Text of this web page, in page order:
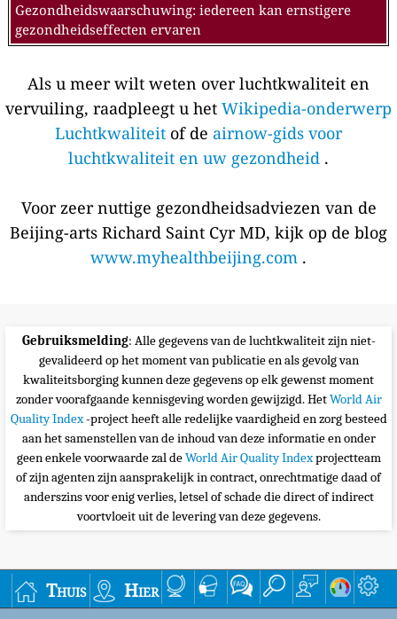
Gezondheidswaarschuwing: iedereen kan ernstigere
gezondheidseffecten ervaren
Als u meer wilt weten over luchtkwaliteit en
vervuiling, raadpleegt u het Wikipedia-onderwerp
Luchtkwaliteit of de airnow-gids voor
luchtkwaliteit en uw gezondheid .
Voor zeer nuttige gezondheidsadviezen van de
Beijing-arts Richard Saint Cyr MD, kijk op de blog
www.myhealthbeijing.com .
Gebruiksmelding: Alle gegevens van de luchtkwaliteit zijn niet-
gevalideerd op het moment van publicatie en als gevolg van
kwaliteitsborging kunnen deze gegevens op elk gewenst moment
zonder voorafgaande kennisgeving worden gewijzigd. HetWorld Air
Quality Index-project heeft alle redelijke vaardigheid en zorg besteed
aan het samenstellen van de inhoud van deze informatie en onder
geen enkele voorwaarde zal deWorld Air Quality Indexprojectteam
of zijn agenten zijn aansprakelijk in contract, onrechtmatige daad of
anderszins voor enig verlies, letsel of schade die direct of indirect
voortvloeit uit de levering van deze gegevens.
Thuis Hier